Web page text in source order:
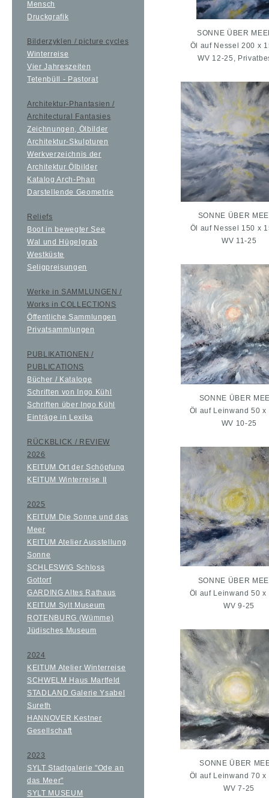
Mensch
Druckgrafik
Bilderzyklen / picture cycles
Winterreise
Vier Jahreszeiten
Tetenbüll - Pastorat
Architektur-Phantasien /
Architectural Fantasies
Zeichnungen, Ölbilder
Architektur-Skulpturen
Werkverzeichnis der
Architektur Ölbilder
Katalog Arch-Phan
Darstellende Geometrie
Reliefs
Boot in bewegter See
Wal und Hügelgrab
Westküste
Seligpreisungen
Werke in SAMMLUNGEN /
Works in COLLECTIONS
Öffentliche Sammlungen
Privatsammlungen
PUBLIKATIONEN /
PUBLICATIONS
Bücher / Kataloge
Schriften von Ingo Kühl
Schriften über Ingo Kühl
Einträge in Lexika
RÜCKBLICK / REVIEW
2026
KEITUM Ort der Schöpfung
KEITUM Winterreise II
2025
KEITUM Die Sonne und das
Meer
KEITUM Atelier Ausstellung
Sonne
SCHLESWIG Schloss
Gottorf
GARDING Altes Rathaus
KEITUM Sylt Museum
ROTENBURG (Wümme)
Jüdisches Museum
2024
KEITUM Atelier Winterreise
SCHWELM Haus Martfeld
STADLAND Galerie Ysabel
Sureth
HANNOVER Kestner
Gesellschaft
2023
SYLT Stadtgalerie "Ode an
das Meer"
SYLT MUSEUM
SONNE ÜBER
Öl auf Nessel 200 x
WV 12-25,
SONNE ÜBER
Öl auf Nessel 150 x
WV 11-25
SONNE ÜBER
Öl auf Leinwand 50 x
WV 10-25
SONNE ÜBER
Öl auf Leinwand 50 x
WV 9-25
SONNE ÜBER
Öl auf Leinwand 70 x
WV 7-25